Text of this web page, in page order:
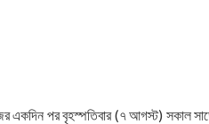
একদিন পর বৃহস্পতিবার (৭ আগস্ট) সকাল